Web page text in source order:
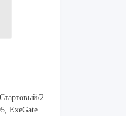
2
ExeGate